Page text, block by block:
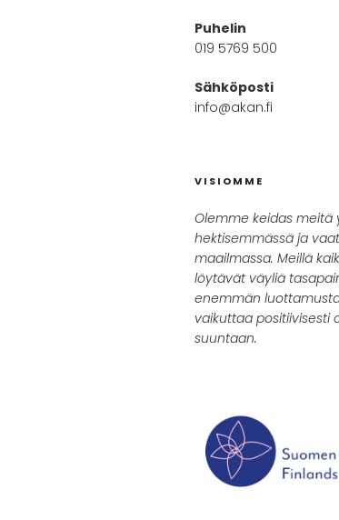
Puhelin
019 5769 500
Sähköposti
info@akan.fi
VISIOMME
Olemme keidas meitä
hektisemmässä ja
maailmassa. Meillä
löytävät väyliä
enemmän
vaikuttaa positiivisesti
suuntaan.